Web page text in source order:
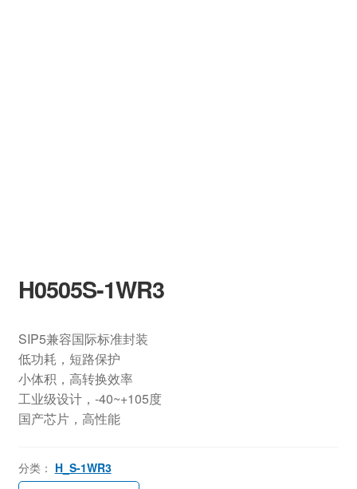
H0505S-1WR3
SIP5兼容国际标准封装
低功耗，短路保护
小体积，高转换效率
工业级设计，-40~+105度
国产芯片，高性能
分类： H_S-1WR3